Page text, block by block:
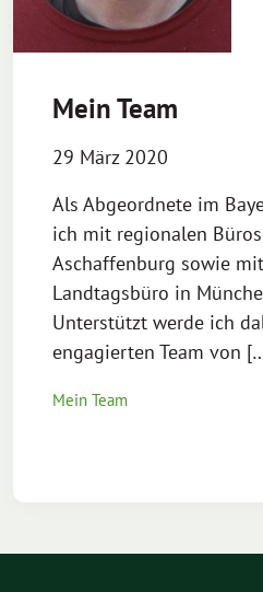
Mein Team
29 März 2020
Als Abgeordnete im
ich mit regionalen
Aschaffenburg sowie
Landtagsbüro in
Unterstützt werde ich
engagierten Team von
Mein Team